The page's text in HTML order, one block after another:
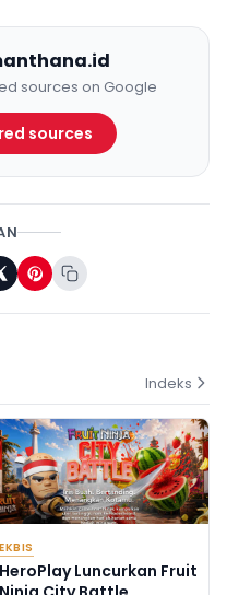
sources on Google
sources
Indeks
EKBIS
HeroPlay Luncurkan Fruit